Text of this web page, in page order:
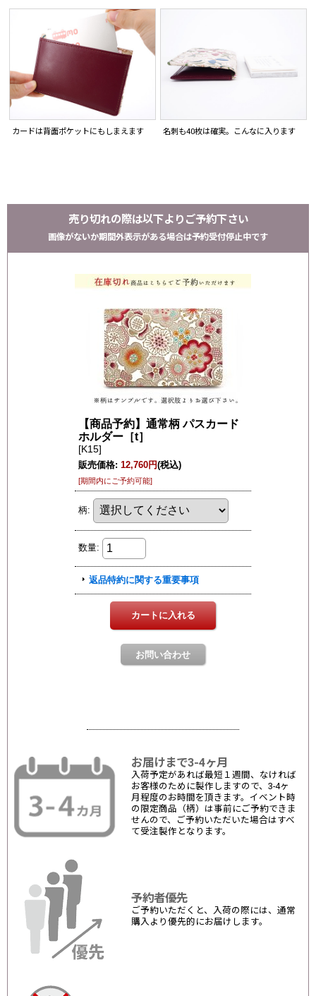
カードは背面ポケットにもしまえます 名刺も40枚は確実。こんなに入ります
売り切れの際は以下よりご予約下さい
画像がないか期間外表示がある場合は予約受付停止中です
お届けまで3-4ヶ月
入荷予定があれば最短１週間、なければ
お客様のために製作しますので、3-4ヶ
月程度のお時間を頂きます。イベント時
の限定商品（柄）は事前にご予約できま
せんので、ご予約いただいた場合はすべ
て受注製作となります。
予約者優先
ご予約いただくと、入荷の際には、通常
購入より優先的にお届けします。